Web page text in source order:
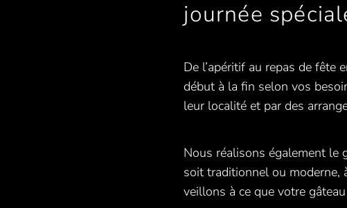
journée
De l’apéritif au repas de
début à la fin selon vos
leur localité et par des
Nous réalisons également le
soit traditionnel ou moderne,
veillons à ce que votre